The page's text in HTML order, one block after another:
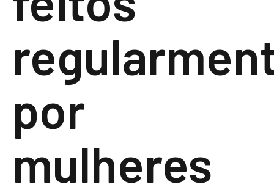
por
mulheres